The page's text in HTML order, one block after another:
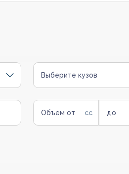
Выберите кузов
Объем от до